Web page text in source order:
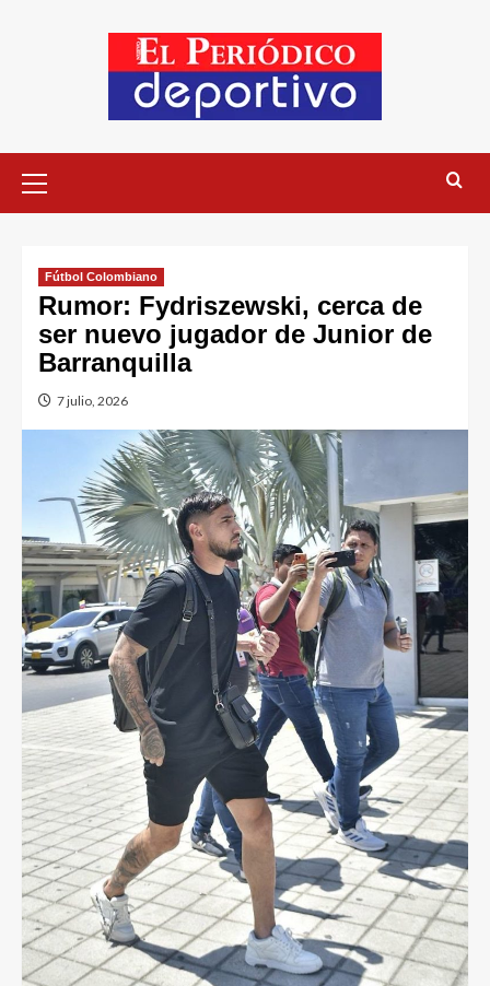
Fútbol Colombiano
Rumor: Fydriszewski, cerca de
ser nuevo jugador de Junior de
Barranquilla
7 julio, 2026